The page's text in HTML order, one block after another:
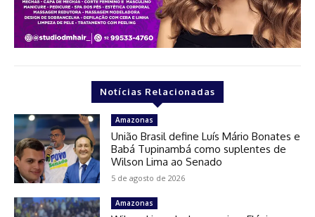
Notícias Relacionadas
Amazonas
União Brasil define Luís Mário Bonates e
Babá Tupinambá como suplentes de
Wilson Lima ao Senado
5 de agosto de 2026
Amazonas